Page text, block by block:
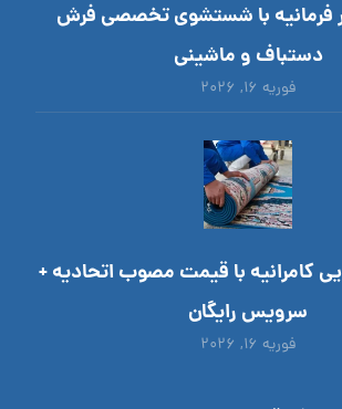
فرمانیه با شستشوی تخصصی فرش
دستباف و ماشینی
فوریه ۱۶, ۲۰۲۶
کامرانیه با قیمت مصوب اتحادیه +
سرویس رایگان
فوریه ۱۶, ۲۰۲۶